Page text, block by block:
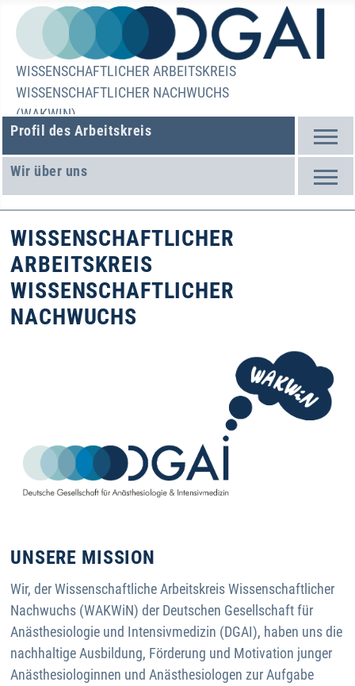
WISSENSCHAFTLICHER ARBEITSKREIS
WISSENSCHAFTLICHER NACHWUCHS
(WAKWIN)
Profil des Arbeitskreis
Wir über uns
WISSENSCHAFTLICHER
ARBEITSKREIS
WISSENSCHAFTLICHER
NACHWUCHS
UNSERE MISSION
Wir, der Wissenschaftliche Arbeitskreis Wissenschaftlicher
Nachwuchs (WAKWiN) der Deutschen Gesellschaft für
Anästhesiologie und Intensivmedizin (DGAI), haben uns die
nachhaltige Ausbildung, Förderung und Motivation junger
Anästhesiologinnen und Anästhesiologen zur Aufgabe